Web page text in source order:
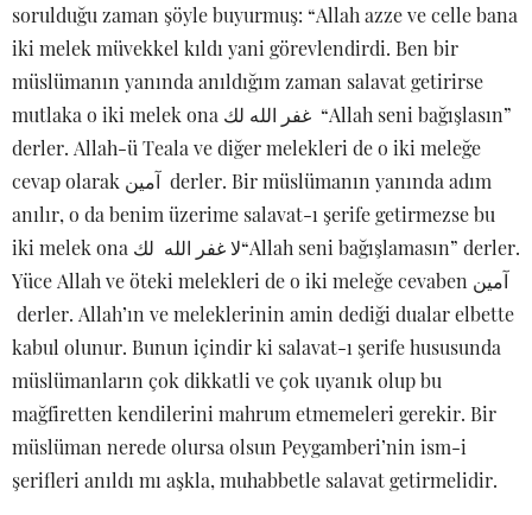
sorulduğu zaman şöyle buyurmuş: “Allah azze ve celle bana
iki melek müvekkel kıldı yani görevlendirdi. Ben bir
müslümanın yanında anıldığım zaman salavat getirirse
mutlaka o iki melek ona غفر الله لك “Allah seni bağışlasın”
derler. Allah-ü Teala ve diğer melekleri de o iki meleğe
cevap olarak آمين derler. Bir müslümanın yanında adım
anılır, o da benim üzerime salavat-ı şerife getirmezse bu
iki melek ona لا غفر الله لك“Allah seni bağışlamasın” derler.
Yüce Allah ve öteki melekleri de o iki meleğe cevaben آمين
derler. Allah’ın ve meleklerinin amin dediği dualar elbette
kabul olunur. Bunun içindir ki salavat-ı şerife hususunda
müslümanların çok dikkatli ve çok uyanık olup bu
mağfiretten kendilerini mahrum etmemeleri gerekir. Bir
müslüman nerede olursa olsun Peygamberi’nin ism-i
şerifleri anıldı mı aşkla, muhabbetle salavat getirmelidir.